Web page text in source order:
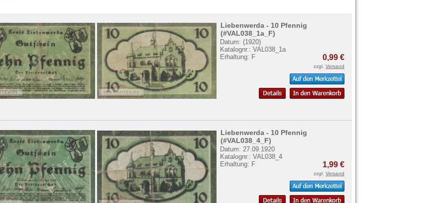
Liebenwerda - 10 Pfennig
(#VAL038_1a_F)
Datum: (1920)
Katalognr.: VAL038_1a
Erhaltung: F
0,99 €
zzgl. Versand
Liebenwerda - 10 Pfennig
(#VAL038_4_F)
Datum: 27.09.1920
Katalognr.: VAL038_4
Erhaltung: F
1,99 €
zzgl. Versand